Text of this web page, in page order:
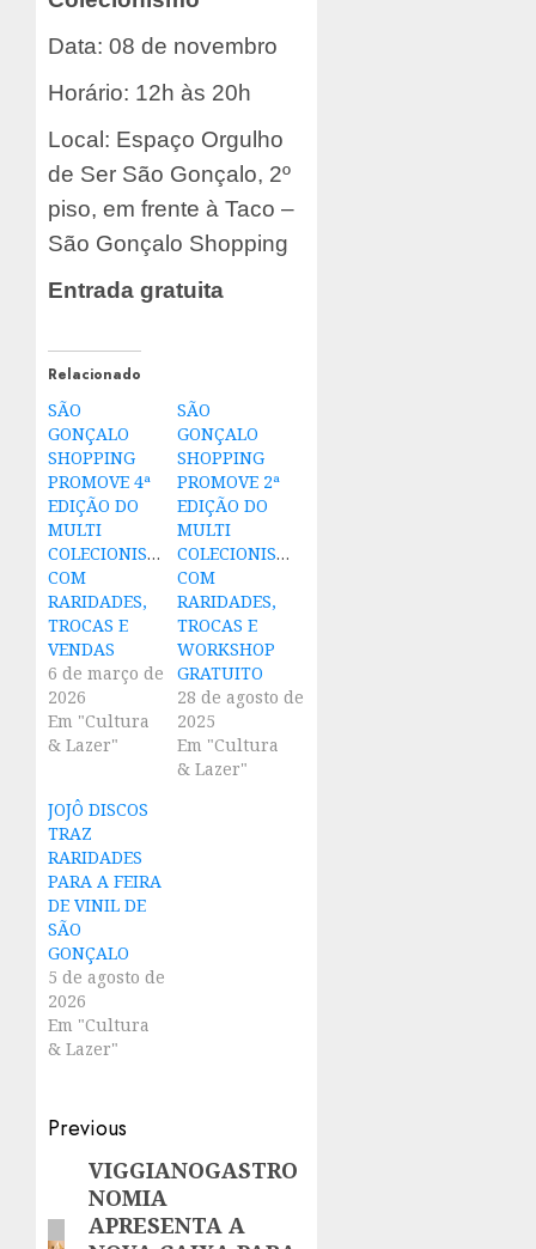
Data: 08 de novembro
Horário: 12h às 20h
Local: Espaço Orgulho
de Ser São Gonçalo, 2º
piso, em frente à Taco –
São Gonçalo Shopping
Entrada gratuita
Relacionado
SÃO
GONÇALO
SHOPPING
PROMOVE 4ª
EDIÇÃO DO
MULTI
COLECIONISMO
COM
RARIDADES,
TROCAS E
VENDAS
6 de março de
2026
Em "Cultura
& Lazer"
SÃO
GONÇALO
SHOPPING
PROMOVE 2ª
EDIÇÃO DO
MULTI
COLECIONISMO
COM
RARIDADES,
TROCAS E
WORKSHOP
GRATUITO
28 de agosto de
2025
Em "Cultura
& Lazer"
JOJÔ DISCOS
TRAZ
RARIDADES
PARA A FEIRA
DE VINIL DE
SÃO
GONÇALO
5 de agosto de
2026
Em "Cultura
& Lazer"
Post
navigation
Previous
Previous
post:
VIGGIANOGASTRO
NOMIA
APRESENTA A